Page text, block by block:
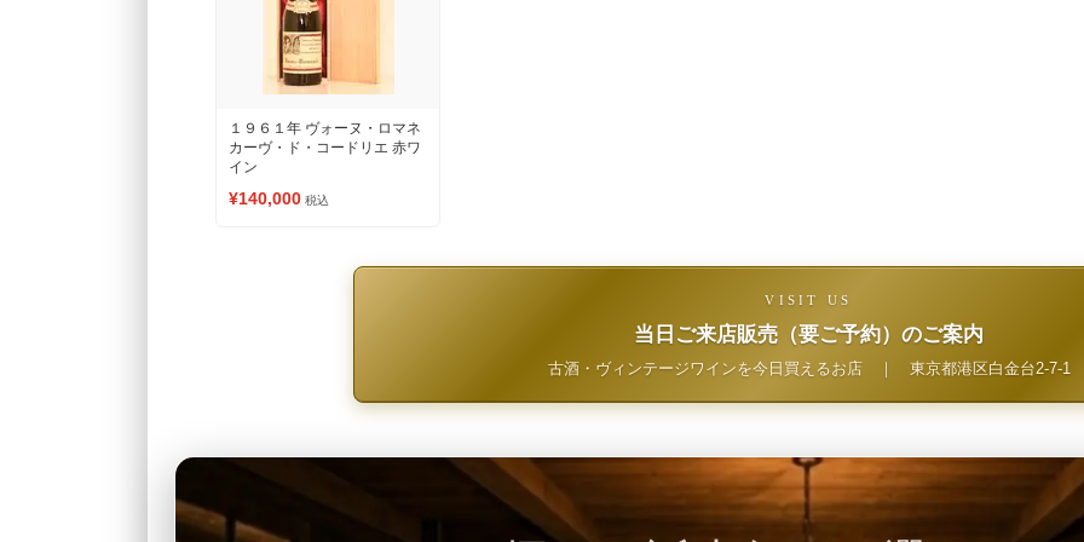
１９６１年 ヴォーヌ・ロマネ
カーヴ・ド・コードリエ 赤ワ
イン
¥140,000 税込
VISIT US
当日ご来店販売（要ご予約）のご案内
古酒・ヴィンテージワインを今日買えるお店｜ 東京都港区白金台2-7-1